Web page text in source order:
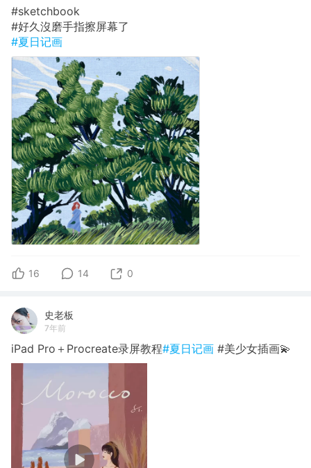
#sketchbook
#好久沒磨手指擦屏幕了
#夏日记画
16 14 0
史老板
7年前
iPad Pro＋Procreate录屏教程#夏日记画 #美少女插画💫